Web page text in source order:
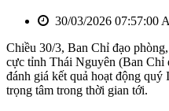
30/03/2026 07:57:00
Chiều 30/3, Ban Chỉ đạo
cực tỉnh Thái Nguyên (Ban Chỉ
đánh giá kết quả hoạt động
trọng tâm trong thời gian tới.